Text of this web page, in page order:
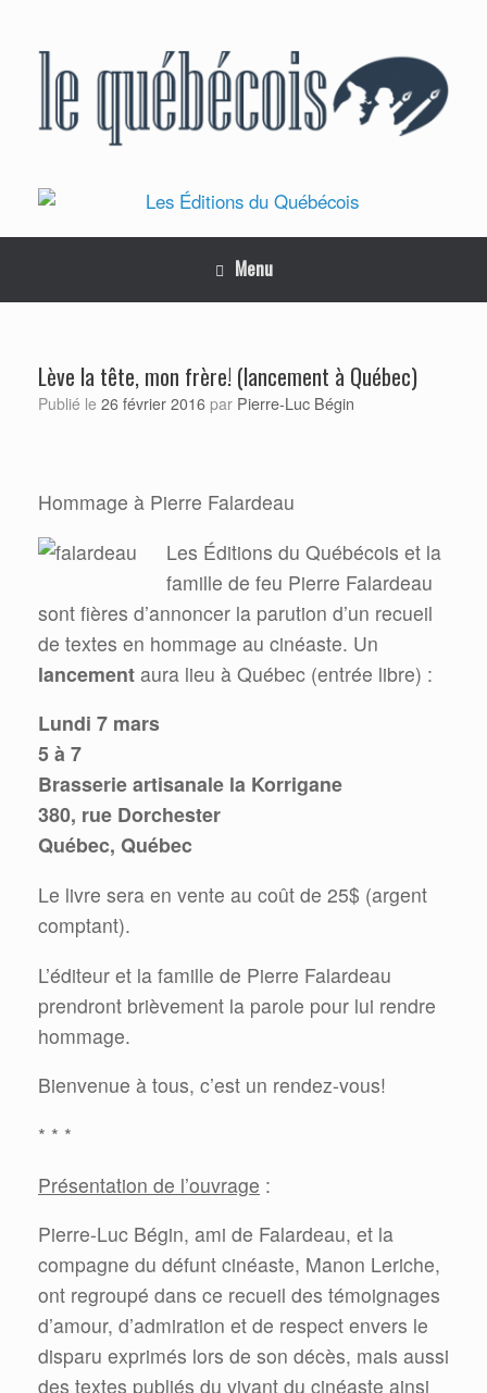
Menu
Lève la tête, mon frère! (lancement à Québec)
Publié le 26 février 2016 par Pierre-Luc Bégin
Hommage à Pierre Falardeau
Les Éditions du Québécois et la
famille de feu Pierre Falardeau
sont fières d’annoncer la parution d’un recueil
de textes en hommage au cinéaste. Un
lancement aura lieu à Québec (entrée libre) :
Lundi 7 mars
5 à 7
Brasserie artisanale la Korrigane
380, rue Dorchester
Québec, Québec
Le livre sera en vente au coût de 25$ (argent
comptant).
L’éditeur et la famille de Pierre Falardeau
prendront brièvement la parole pour lui rendre
hommage.
Bienvenue à tous, c’est un rendez-vous!
* * *
Présentation de l’ouvrage :
Pierre-Luc Bégin, ami de Falardeau, et la
compagne du défunt cinéaste, Manon Leriche,
ont regroupé dans ce recueil des témoignages
d’amour, d’admiration et de respect envers le
disparu exprimés lors de son décès, mais aussi
des textes publiés du vivant du cinéaste ainsi